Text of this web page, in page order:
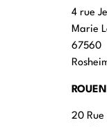
4 rue
Marie
67560
ROUEN
20 Rue